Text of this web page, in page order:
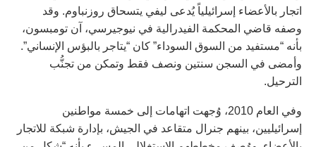
اتجار بالأعضاء إسرائيلياً يُدعى ليفي يتسحاق روزنباوم. وقد
وصفه قاضي المحكمة الفيدرالية في نيوجيرسي، آن تومبسون،
بأنه “مستفيد من السوق السوداء” كان “يتاجر بالبؤس الإنساني”.
وأمضى في السجن سنتين ونصف فقط وتمكن من تجنُّب
الترحيل.
وفي العام 2010، وُجهت اتهامات إلى خمسة مواطنين
إسرائيليين، بينهم جنرال متقاعد في الجيش، بإدارة شبكة للاتجار